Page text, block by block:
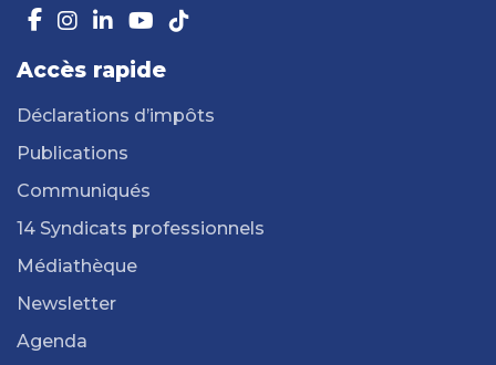
Accès rapide
Déclarations d’impôts
Publications
Communiqués
14 Syndicats professionnels
Médiathèque
Newsletter
Agenda